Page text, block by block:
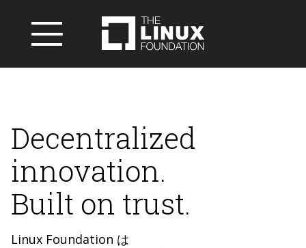
Decentralized
innovation.
Built on trust.
Linux Foundation は